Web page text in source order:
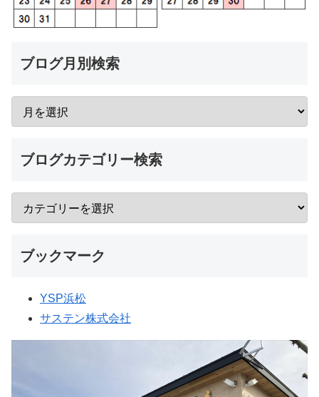
ブログ月別検索
ブログカテゴリー検索
ブックマーク
YSP浜松
サステン株式会社